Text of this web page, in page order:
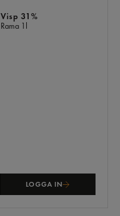
Visp 31%
Rama 1l
LOGGA IN